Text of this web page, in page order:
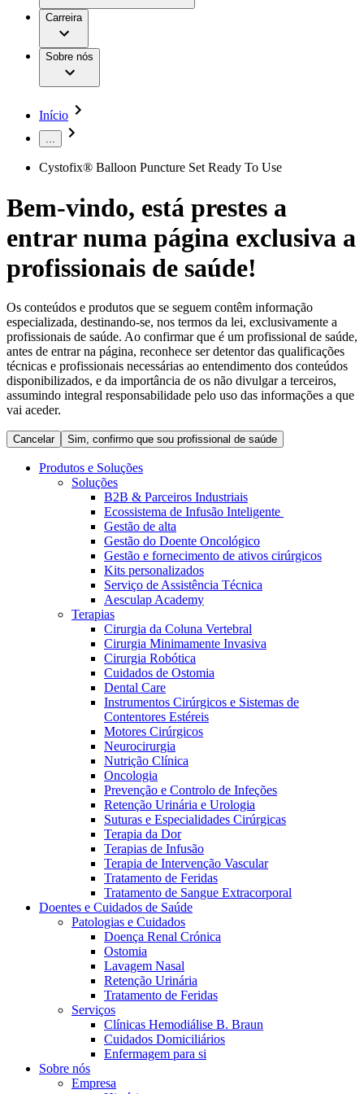
Aesculap Academy
Motores Cirúrgicos
Neurocirurgia
Oncologia
Prevenção e Controlo de Infeções
Retenção Urinária e Urologia
Suturas e Especialidades Cirúrgicas
Terapia da Dor
Terapias de Infusão
Tratamento de Feridas
Tratamento de Sangue Extracorporal
Soluções
Terapias
Catálogo de Produtos
Encontre o produto que procura. Visite o catálogo de produtos
da B. Braun com o nosso portfólio completo.
Patologias e Cuidados
Serviços
Cuidados Domiciliários
Coordenamos os seus cuidados médicos quando recebe alta
do hospital. Para mais informações, visite a nossa página de
cuidados domiciliários.
Trabalhar na B. Braun
Oportunidades de emprego
A nossa cultura
Descubra as tuas oportunidades de carreira na B. Braun.
Pesquise no nosso mercado de trabalho global por perfis de
trabalho interessantes.
Centro de Inovação
Responsabilidade
Media
Comunicados de Imprensa
Formulário de Contacto
Localizações
Responsabilidade
Media
Contactos
Centro de Inovação
Vamos impulsionar juntos a inovação na tecnologia médica.
Saiba mais sobre o nosso centro de inovação e apresente a sua
Em diálogo com a B. Braun. Entre em contacto connosco
Carreira
Sobre nós
Início
...
Cystofix® Balloon Puncture Set Ready To Use
Bem-vindo, está prestes a
entrar numa página exclusiva a
profissionais de saúde!
Os conteúdos e produtos que se seguem contêm informação
especializada, destinando-se, nos termos da lei, exclusivamente a
profissionais de saúde. Ao confirmar que é um profissional de saúde,
antes de entrar na página, reconhece ser detentor das qualificações
técnicas e profissionais necessárias ao entendimento dos conteúdos
disponibilizados, e da importância de os não divulgar a terceiros,
assumindo integral responsabilidade pelo uso das informações a que
vai aceder.
Cancelar Sim, confirmo que sou profissional de saúde
Produtos e Soluções
Soluções
B2B & Parceiros Industriais
Ecossistema de Infusão Inteligente
Gestão de alta
Gestão do Doente Oncológico
Gestão e fornecimento de ativos cirúrgicos
Kits personalizados
Serviço de Assistência Técnica
Aesculap Academy
Terapias
Cirurgia da Coluna Vertebral
Cirurgia Minimamente Invasiva
Cirurgia Robótica
Cuidados de Ostomia
Dental Care
Instrumentos Cirúrgicos e Sistemas de
Contentores Estéreis
Motores Cirúrgicos
Neurocirurgia
Nutrição Clínica
Oncologia
Prevenção e Controlo de Infeções
Retenção Urinária e Urologia
Suturas e Especialidades Cirúrgicas
Terapia da Dor
Terapias de Infusão
Terapia de Intervenção Vascular
Tratamento de Feridas
Tratamento de Sangue Extracorporal
Doentes e Cuidados de Saúde
Patologias e Cuidados
Doença Renal Crónica
Ostomia
Lavagem Nasal
Retenção Urinária
Tratamento de Feridas
Serviços
Clínicas Hemodiálise B. Braun
Cuidados Domiciliários
Enfermagem para si
Sobre nós
Empresa